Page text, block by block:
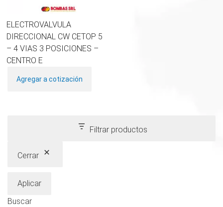
ELECTROVALVULA
DIRECCIONAL CW CETOP 5
– 4 VIAS 3 POSICIONES –
CENTRO E
Agregar a cotización
Filtrar productos
Cerrar
Aplicar
Buscar